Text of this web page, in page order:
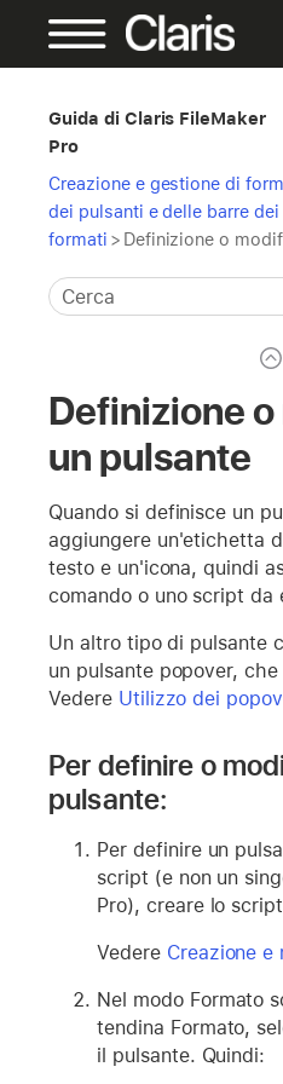
Guida di Claris FileMaker
Pro
Creazione e gestione di
dei pulsanti e delle barre
formati > Definizione o
Definizione
un pulsante
Quando si definisce un
aggiungere un'etichetta
testo e un'icona, quindi
comando o uno script da
Un altro tipo di pulsante
un pulsante popover,
Vedere Utilizzo dei
Per definire o
pulsante:
Per definire un
script (e non un
Pro), creare lo
Vedere Creazione
Nel modo Formato
tendina Formato,
il pulsante. Quindi: